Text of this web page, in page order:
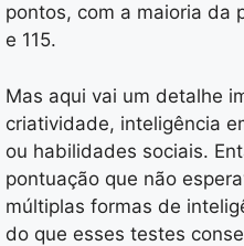
pontos, com a maioria da
e 115.
Mas aqui vai um detalhe
criatividade, inteligência
ou habilidades sociais.
pontuação que não
múltiplas formas de
do que esses testes